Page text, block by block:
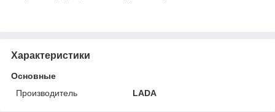
Характеристики
Основные
Производитель
LADA